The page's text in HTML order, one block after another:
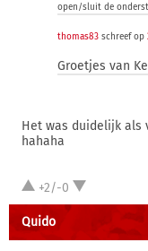
open/sluit de
thomas83 schreef op
Groetjes van
Het was duidelijk als
hahaha
+2/-0
Quido